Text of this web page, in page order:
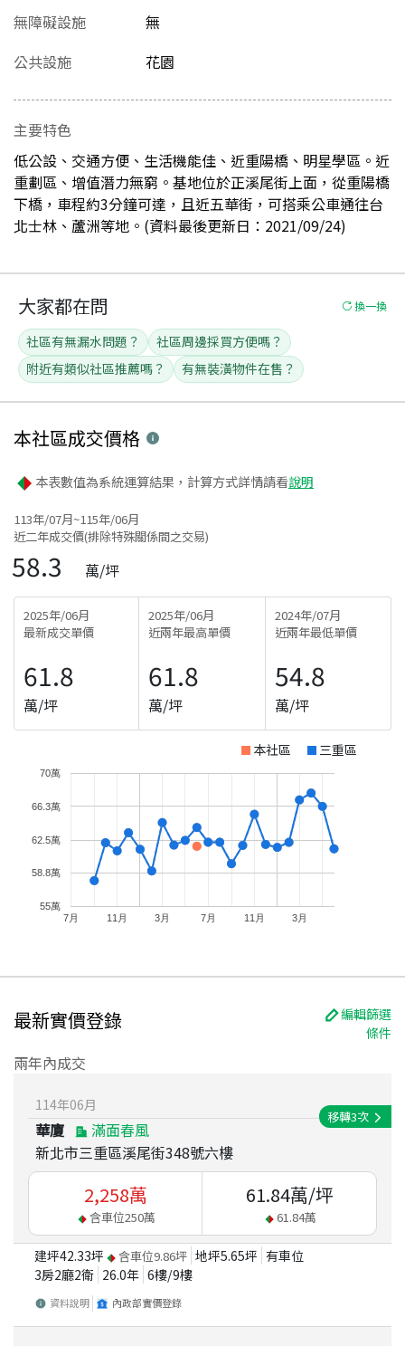
無障礙設施
無
公共設施
花園
主要特色
低公設、交通方便、生活機能佳、近重陽橋、明星學區。近
重劃區、增值潛力無窮。基地位於正溪尾街上面，從重陽橋
下橋，車程約3分鐘可達，且近五華街，可搭乘公車通往台
北士林、蘆洲等地。(資料最後更新日：2021/09/24)
大家都在問 換一換
社區有無漏水問題？
社區周邊採買方便嗎？
附近有類似社區推薦嗎？
有無裝潢物件在售？
本社區成交價格
本表數值為系統運算結果，計算方式詳情請看說明
113年/07月~115年/06月
近二年成交價(排除特殊關係間之交易)
58.3 萬/坪
2025年/06月
最新成交單價
61.8
萬/坪
2025年/06月
近兩年最高單價
61.8
萬/坪
2024年/07月
近兩年最低單價
54.8
萬/坪
本社區 三重區
7月 11月 3月 7月 11月 3月
55萬
58.8萬
62.5萬
66.3萬
70萬
最新實價登錄
編輯篩選
條件
兩年內成交
114年06月
華廈
滿面春風
新北市三重區溪尾街348號六樓
移轉3次
2,258萬
含車位250萬
61.84萬/坪
61.84萬
建坪42.33坪 含車位9.86坪 地坪5.65坪 有車位
3房2廳2衛 26.0年 6樓/9樓
資料說明 內政部實價登錄